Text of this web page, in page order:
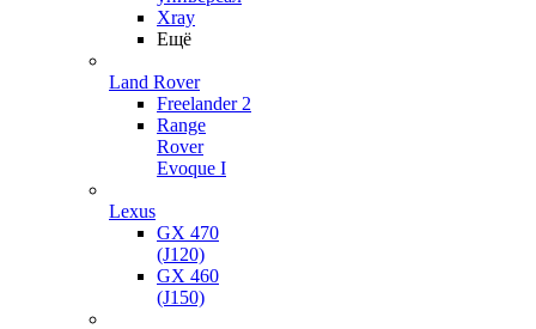
Xray
Ещё
Land Rover
Freelander 2
Range
Rover
Evoque I
Lexus
GX 470
(J120)
GX 460
(J150)